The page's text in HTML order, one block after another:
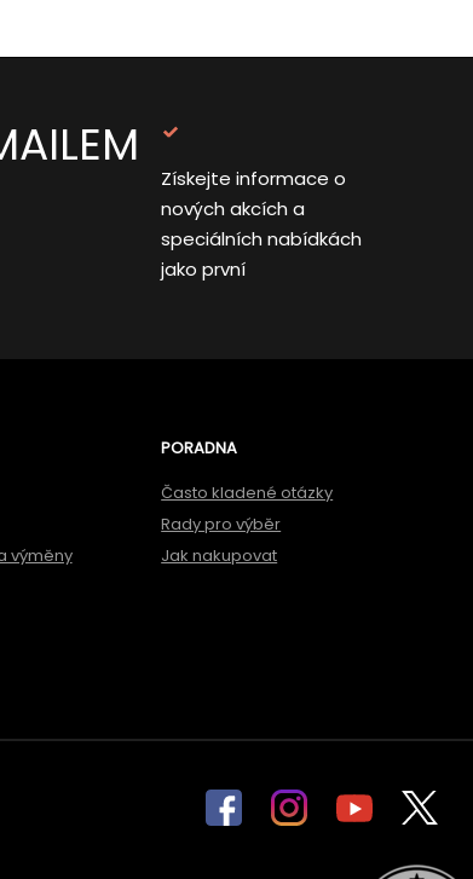
Získejte informace o
nových akcích a
speciálních nabídkách
jako první
výměny
PORADNA
Často kladené otázky
Rady pro výběr
Jak nakupovat